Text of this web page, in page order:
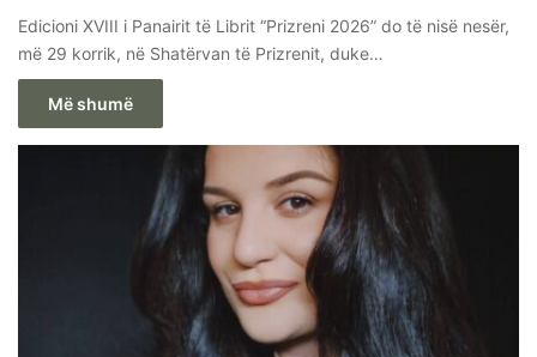
Edicioni XVIII i Panairit të Librit “Prizreni 2026” do të nisë nesër,
më 29 korrik, në Shatërvan të Prizrenit, duke…
Më shumë